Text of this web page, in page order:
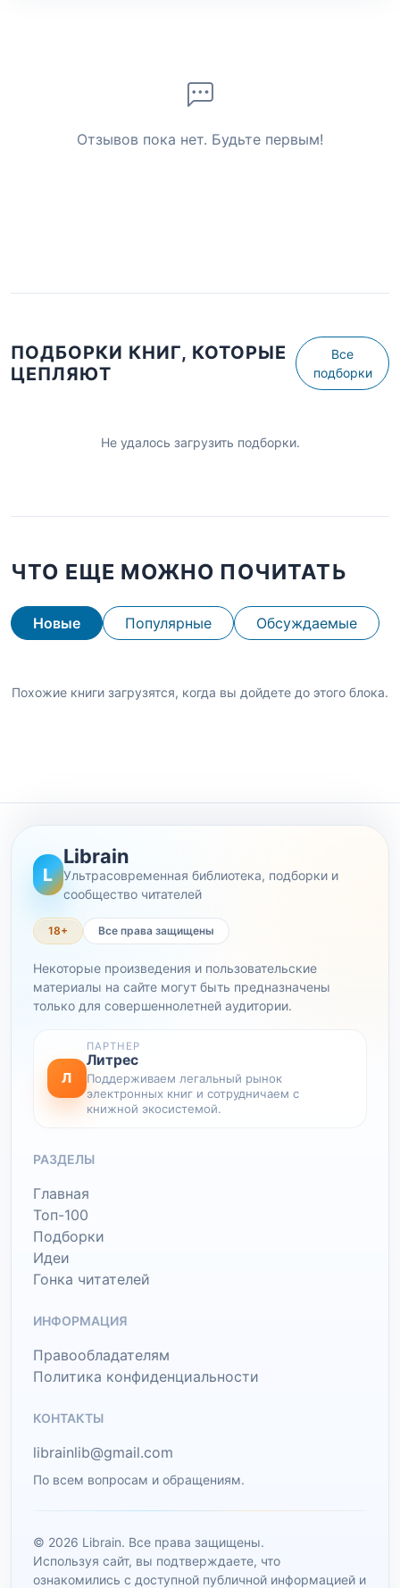
Отзывов пока нет. Будьте первым!
ПОДБОРКИ КНИГ, КОТОРЫЕ
ЦЕПЛЯЮТ
Все
подборки
Не удалось загрузить подборки.
ЧТО ЕЩЕ МОЖНО ПОЧИТАТЬ
Новые Популярные Обсуждаемые
Похожие книги загрузятся, когда вы дойдете до этого блока.
L
Librain
Ультрасовременная библиотека, подборки и
сообщество читателей
18+ Все права защищены
Некоторые произведения и пользовательские
материалы на сайте могут быть предназначены
только для совершеннолетней аудитории.
Л
ПАРТНЕР
Литрес
Поддерживаем легальный рынок
электронных книг и сотрудничаем с
книжной экосистемой.
РАЗДЕЛЫ
Главная
Топ-100
Подборки
Идеи
Гонка читателей
ИНФОРМАЦИЯ
Правообладателям
Политика конфиденциальности
КОНТАКТЫ
librainlib@gmail.com
По всем вопросам и обращениям.
© 2026 Librain. Все права защищены.
Используя сайт, вы подтверждаете, что
ознакомились с доступной публичной информацией и